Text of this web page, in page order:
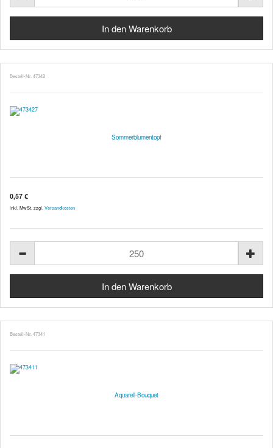
Bestell-Nr. 47342
Sommerblumentopf
0,57 €
inkl. MwSt. zzgl. Versandkosten
Bestell-Nr. 47341
Aquarell-Bouquet